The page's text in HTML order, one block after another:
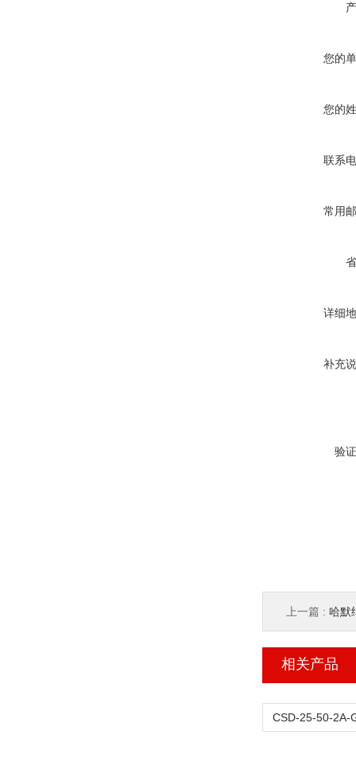
您的
您的
联系
常用
详细
补充
验
上一篇 : 哈默
相关产品